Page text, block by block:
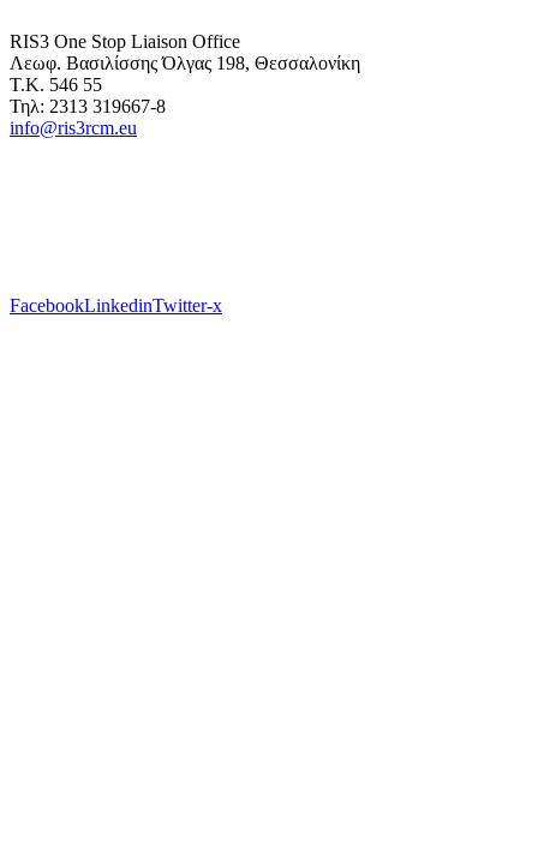
RIS3 One Stop Liaison Office
Λεωφ. Βασιλίσσης Όλγας 198, Θεσσαλονίκη
Τ.Κ. 546 55
Τηλ: 2313 319667-8
info@ris3rcm.eu
FacebookLinkedinTwitter-x